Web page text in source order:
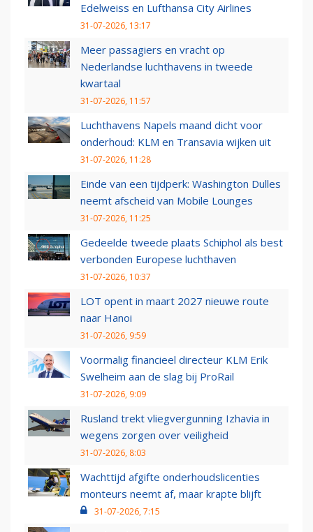
Edelweiss en Lufthansa City Airlines
31-07-2026, 13:17
Meer passagiers en vracht op
Nederlandse luchthavens in tweede
kwartaal
31-07-2026, 11:57
Luchthavens Napels maand dicht voor
onderhoud: KLM en Transavia wijken uit
31-07-2026, 11:28
Einde van een tijdperk: Washington Dulles
neemt afscheid van Mobile Lounges
31-07-2026, 11:25
Gedeelde tweede plaats Schiphol als best
verbonden Europese luchthaven
31-07-2026, 10:37
LOT opent in maart 2027 nieuwe route
naar Hanoi
31-07-2026, 9:59
Voormalig financieel directeur KLM Erik
Swelheim aan de slag bij ProRail
31-07-2026, 9:09
Rusland trekt vliegvergunning Izhavia in
wegens zorgen over veiligheid
31-07-2026, 8:03
Wachttijd afgifte onderhoudslicenties
monteurs neemt af, maar krapte blijft
31-07-2026, 7:15